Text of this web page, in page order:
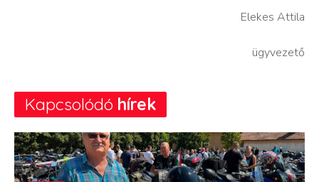
Elekes Attila
ügyvezető
Kapcsolódó hírek